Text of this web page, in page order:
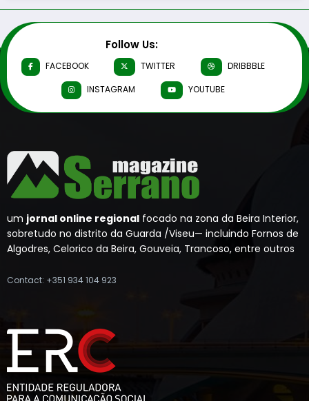
Follow Us:
FACEBOOK TWITTER
DRIBBBLE
INSTAGRAM
YOUTUBE
um jornal online regional focado na zona da Beira Interior,
sobretudo no distrito da Guarda /Viseu— incluindo Fornos de
Algodres, Celorico da Beira, Gouveia, Trancoso, entre outros
Contact: +351 934 104 923